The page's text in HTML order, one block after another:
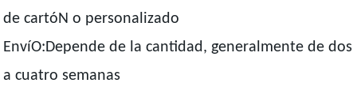
de cartóN o personalizado
EnvíO:Depende de la cantidad, generalmente de dos
a cuatro semanas